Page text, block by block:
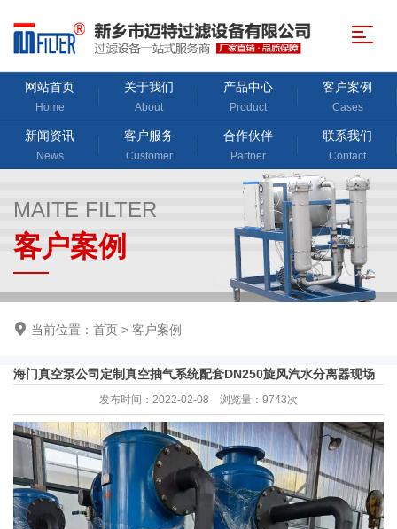
网站首页
Home
关于我们
About
产品中心
Product
客户案例
Cases
新闻资讯
News
客户服务
Customer
合作伙伴
Partner
联系我们
Contact
MAITE FILTER
客户案例
当前位置： 首页 > 客户案例
海门真空泵公司定制真空抽气系统配套DN250旋风汽水分离器现场
发布时间：2022-02-08 浏览量：9743次